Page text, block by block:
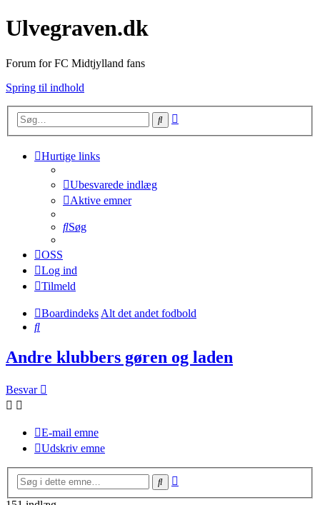
Ulvegraven.dk
Forum for FC Midtjylland fans
Spring til indhold
Søg
Hurtige links
Ubesvarede indlæg
Aktive emner
Søg
OSS
Log ind
Tilmeld
BoardindeksAlt det andet fodbold
Søg
Andre klubbers gøren og laden
Besvar
E-mail emne
Udskriv emne
Søg